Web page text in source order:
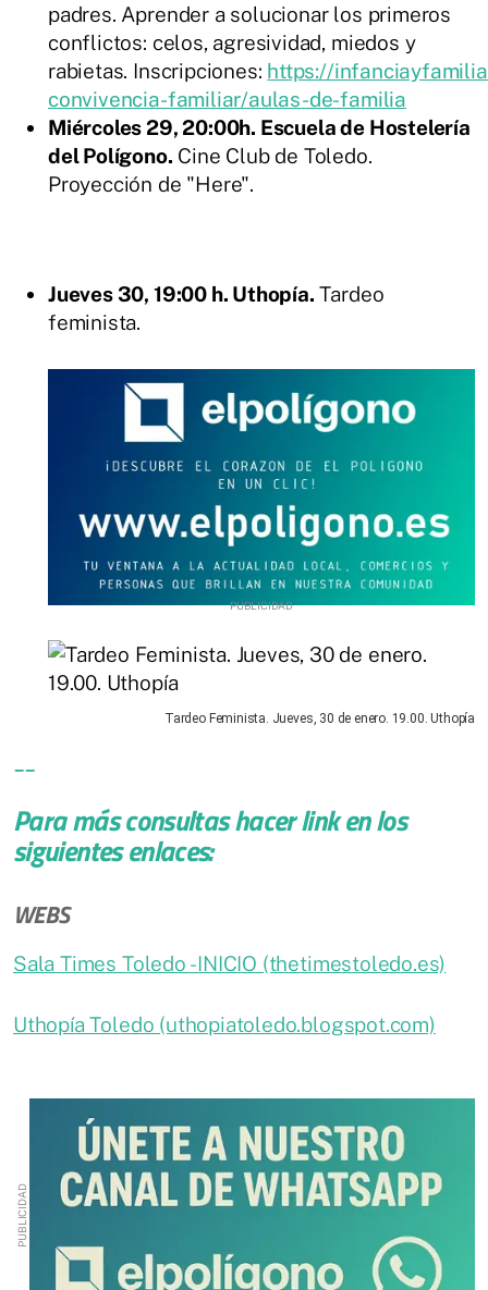
padres. Aprender a solucionar los primeros
conflictos: celos, agresividad, miedos y
rabietas. Inscripciones: https://
convivencia-familiar/aulas-de-familia
Miércoles 29, 20:00h. Escuela de Hostelería
del Polígono. Cine Club de Toledo.
Proyección de "Here".
​Jueves 30, 19:00 h. Uthopía. Tardeo
feminista.
Tardeo Feminista. Jueves, 30 de enero. 19.00. Uthopía
--
Para más consultas hacer link en los
siguientes enlaces:
WEBS
Sala Times Toledo - INICIO (thetimestoledo.es)
Uthopía Toledo (uthopiatoledo.blogspot.com)